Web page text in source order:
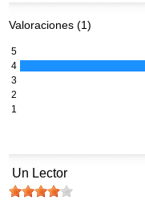
Valoraciones (1)
5
4
3
2
1
Un Lector